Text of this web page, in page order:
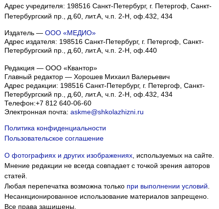
Адрес учредителя: 198516 Санкт-Петербург, г. Петергоф, Санкт-
Петербургский пр., д.60, лит.А, ч.п. 2-Н, оф.432, 434
Издатель — ООО «МЕДИО»
Адрес издателя: 198516 Санкт-Петербург, г. Петергоф, Санкт-
Петербургский пр., д.60, лит.А, ч.п. 2-Н, оф.440
Редакция — ООО «Квантор»
Главный редактор — Хорошев Михаил Валерьевич
Адрес редакции: 198516 Санкт-Петербург, г. Петергоф Санкт-
Петербургский пр., д.60, лит.А, ч.п. 2-Н, оф.432, 434
Телефон:+7 812 640-06-60
Электронная почта: askme@shkolazhizni.ru
Политика конфиденциальности
Пользовательское соглашение
О фотографиях и других изображениях, используемых на сайте.
Мнение редакции не всегда совпадает с точкой зрения авторов
статей.
Любая перепечатка возможна только при выполнении условий
Несанкционированное использование материалов запрещено.
Все права защищены.